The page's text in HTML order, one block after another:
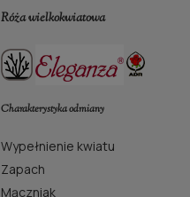
Róża wielkokwiatowa
Charakterystyka odmiany
Wypełnienie kwiatu
Zapach
Mączniak